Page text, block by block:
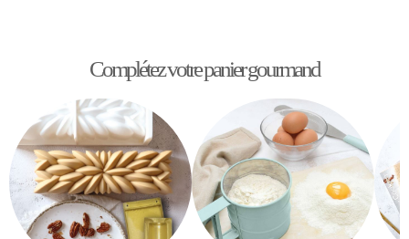
Complétez votre panier gourmand